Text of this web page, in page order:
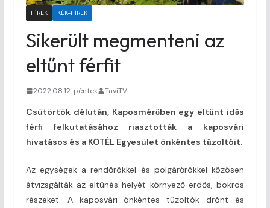
HÍREK KÉK-HÍREK
Sikerült megmenteni az
eltűnt férfit
2022.08.12. péntek TaviTV
Csütörtök délután, Kaposmérőben egy eltűnt idős
férfi felkutatásához riasztották a kaposvári
hivatásos és a KÖTÉL Egyesület önkéntes tűzoltóit.
Az egységek a rendőrökkel és polgárőrökkel közösen
átvizsgálták az eltűnés helyét környező erdős, bokros
részeket. A kaposvári önkéntes tűzoltók drónt és